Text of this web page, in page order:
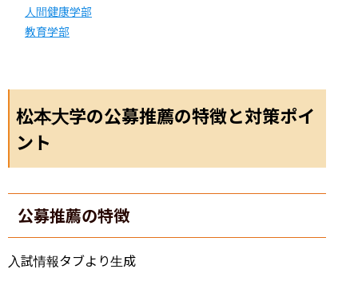
人間健康学部
教育学部
松本大学の公募推薦の特徴と対策ポイ
ント
公募推薦の特徴
入試情報タブより生成